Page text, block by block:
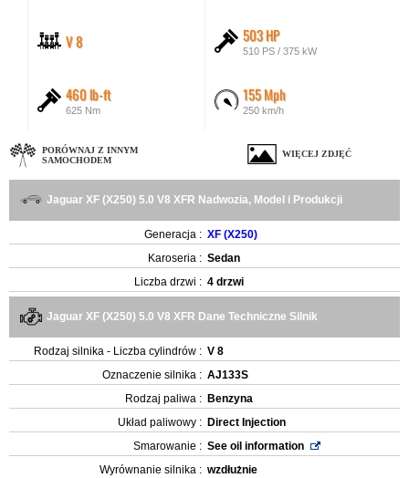
V 8 503 HP
510 PS / 375 kW
460 lb-ft
625 Nm
155 Mph
250 km/h
PORÓWNAJ Z INNYM
SAMOCHODEM
WIĘCEJ ZDJĘĆ
Jaguar XF (X250) 5.0 V8 XFR Nadwozia, Model i Produkcji
Generacja : XF (X250)
Karoseria : Sedan
Liczba drzwi : 4 drzwi
Jaguar XF (X250) 5.0 V8 XFR Dane Techniczne Silnik
Rodzaj silnika - Liczba cylindrów : V 8
Oznaczenie silnika : AJ133S
Rodzaj paliwa : Benzyna
Układ paliwowy : Direct Injection
Smarowanie : See oil information
Wyrównanie silnika : wzdłużnie